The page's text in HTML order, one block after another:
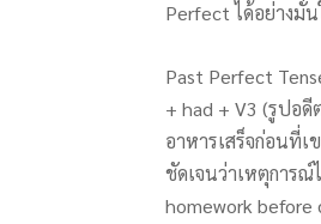
Perfect ได้อย่างมั่
Past Perfect
+ had + V3 (รูปอดี
อาหารเสร็จก่อนที่
ชัดเจนว่าเหตุการณ์
homework before